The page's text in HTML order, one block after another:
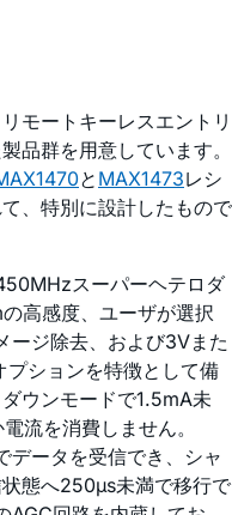
モートキーレスエントリ
品群を用意しています。
と MAX1473レシ
、特別に設計したもので
スーパーヘテロダ
高感度、ユーザが選択
ージ除去、および3Vまた
ションを特徴として備
ウンモードで1.5mA未
流を消費しません。
ータを受信でき、シャ
態へ250µs未満で移行で